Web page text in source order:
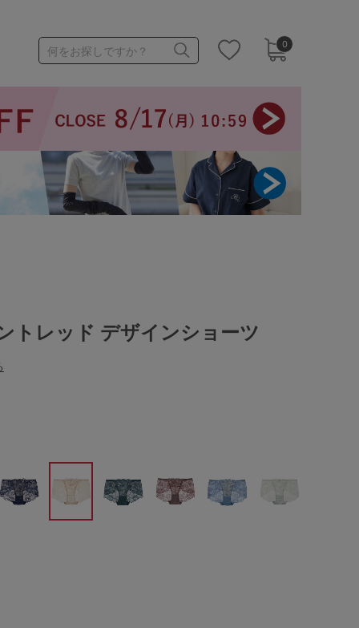
0
何をお探しですか？
1,000～1,999円
3,000～3,999円
トレッド デザインショーツ